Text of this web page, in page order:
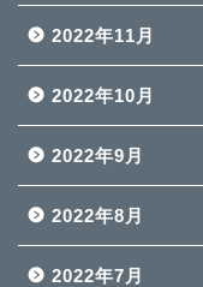
2022年11月
2022年10月
2022年9月
2022年8月
2022年7月